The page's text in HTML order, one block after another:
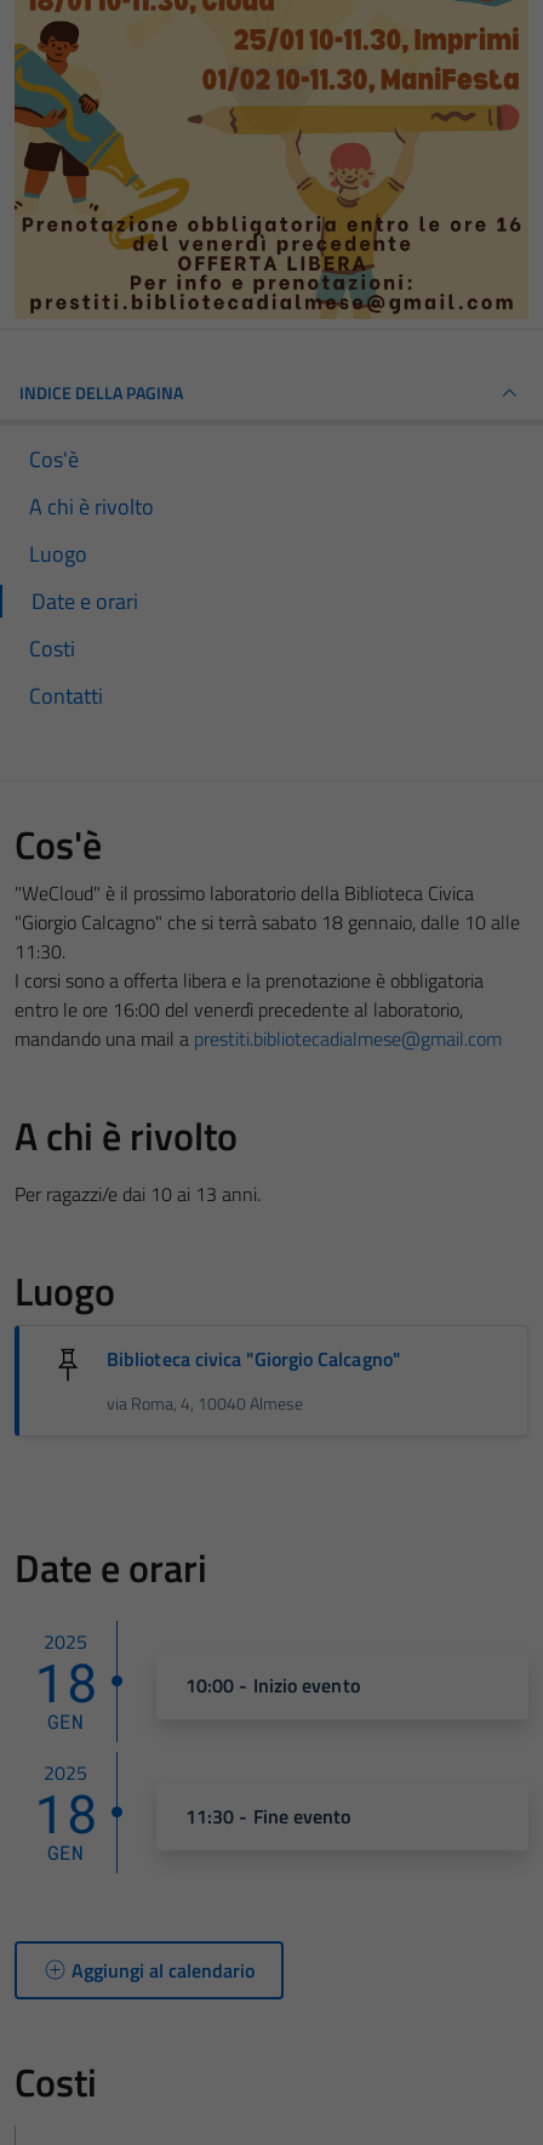
INDICE DELLA PAGINA
Cos'è
A chi è rivolto
Luogo
Date e orari
Costi
Contatti
Cos'è
"WeCloud" è il prossimo laboratorio della Biblioteca Civica
"Giorgio Calcagno" che si terrà sabato 18 gennaio, dalle 10 alle
11:30.
I corsi sono a offerta libera e la prenotazione è obbligatoria
entro le ore 16:00 del venerdì precedente al laboratorio,
mandando una mail a prestiti.bibliotecadialmese@gmail.com
A chi è rivolto
Per ragazzi/e dai 10 ai 13 anni.
Luogo
Biblioteca civica "Giorgio Calcagno"
via Roma, 4, 10040 Almese
Date e orari
2025
18
GEN
10:00 - Inizio evento
2025
18
GEN
11:30 - Fine evento
Aggiungi al calendario
Costi